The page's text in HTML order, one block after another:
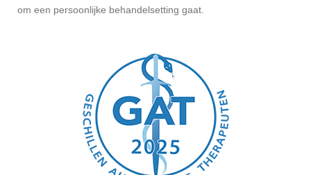
om een persoonlijke behandelsetting gaat.